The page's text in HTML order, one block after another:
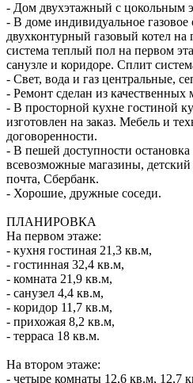
- Дом двухэтажный с цокольным
- В доме индивидуальное газовое
двухконтурный газовый котел
система теплый пол на первом
санузле и коридоре. Сплит
- Свет, вода и газ центральные,
- Ремонт сделан из качественных
- В просторной кухне гостиной
изготовлен на заказ. Мебель и
договоренности.
- В пешей доступности
всевозможные магазины,
почта, Сбербанк.
- Хорошие, дружные соседи.
ПЛАНИРОВКА
На первом этаже:
- кухня гостиная 21,3 кв.м,
- гостинная 32,4 кв.м,
- комната 21,9 кв.м,
- санузел 4,4 кв.м,
- коридор 11,7 кв.м,
- прихожая 8,2 кв.м,
- терраса 18 кв.м.
На втором этаже:
- четыре комнаты 12,6 кв.м, 12,7